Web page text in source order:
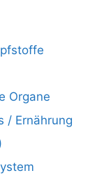
Organe
/ Ernährung